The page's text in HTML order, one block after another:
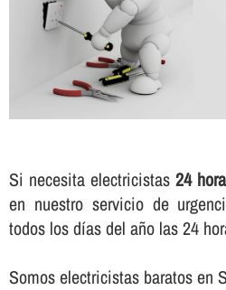
Si necesita electricistas 24
en nuestro servicio de
todos los dí­as del año las 24
Somos electricistas baratos en